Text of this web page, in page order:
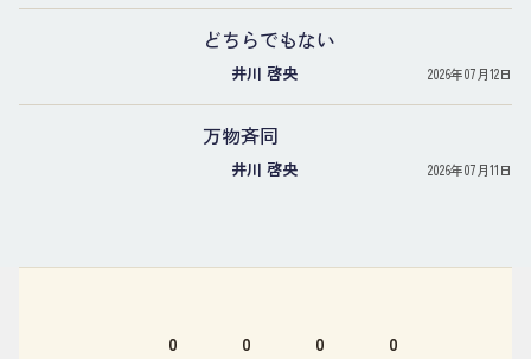
どちらでもない
井川 啓央 2026年07月12日
万物斉同
井川 啓央 2026年07月11日
0 0 0 0